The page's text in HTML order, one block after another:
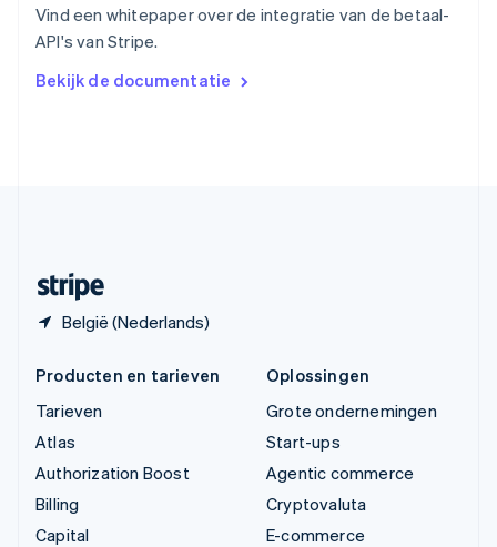
Vind een whitepaper over de integratie van de betaal-
API's van Stripe.
Bekijk de documentatie
België (Nederlands)
Vasteland van China
简体中文English
English
Producten en tarieven
Tarieven
Atlas
Authorization Boost
Billing
Capital
Oplossingen
Grote ondernemingen
Start-ups
Agentic commerce
Cryptovaluta
E-commerce